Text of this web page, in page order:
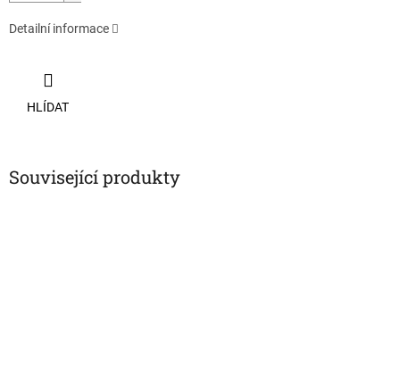
Detailní informace
HLÍDAT
Související produkty